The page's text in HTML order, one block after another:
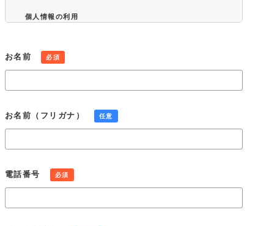
個人情報の利用
な限りにおいて利用します。また、個人情報を第三者との間で
共同利用し、または、個人情報の取扱いを第三者に委託する場
合には、共同利用の相手方および第三者について個人情報の適
当社は、法令に定める場合を除き、個人情報を事前に本人の同
意を得ることなく第三者に提供しません。
個人情報の管理
当社は、個人情報の正確性および最新性を保ち、安全に管理す
るとともに個人情報の紛失、改ざん、漏えいなどを防止するた
め、必要かつ適正な情報セキュリティー対策を実現します。
個人情報の開示・訂正・利用停止・消去
お名前 必須
お名前（フリガナ） 任意
電話番号 必須